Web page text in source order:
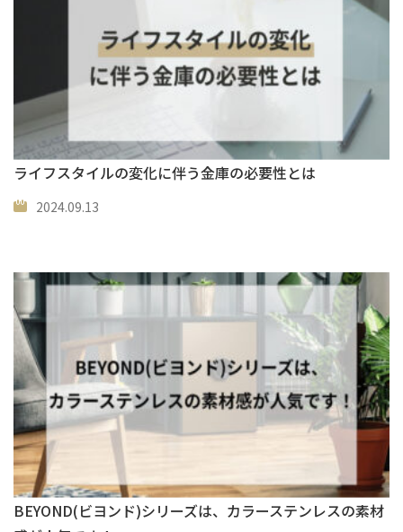
ライフスタイルの変化に伴う金庫の必要性とは
2024.09.13
BEYOND(ビヨンド)シリーズは、カラーステンレスの素材